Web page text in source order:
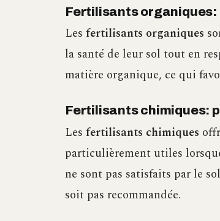
Fertilisants organiques:
Les fertilisants organiques
la santé de leur sol tout en
matière organique, ce qui
Fertilisants chimiques:
Les fertilisants chimiques
particulièrement utiles
ne sont pas satisfaits par le
soit pas recommandée.